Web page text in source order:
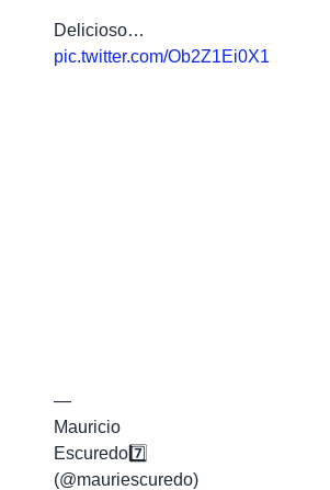
Delicioso…
pic.twitter.com/Ob2Z1Ei0X1
—
Mauricio
Escuredo7️⃣
(@mauriescuredo)